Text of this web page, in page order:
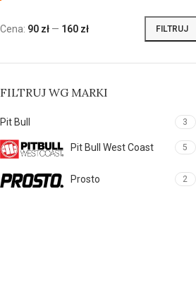
FILTRUJ
Cena: 90 zł — 160 zł
FILTRUJ WG MARKI
Pit Bull 3
Pit Bull West Coast 5
Prosto 2